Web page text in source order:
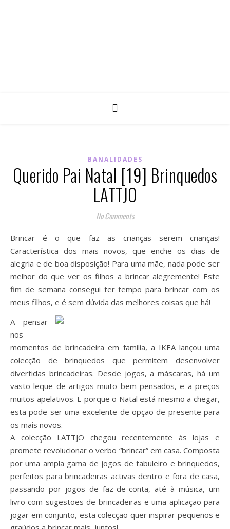
BANALIDADES
Querido Pai Natal [19] Brinquedos
LATTJO
No Comments
Brincar é o que faz as crianças serem crianças!
Característica dos mais novos, que enche os dias de
alegria e de boa disposição! Para uma mãe, nada pode ser
melhor do que ver os filhos a brincar alegremente! Este
fim de semana consegui ter tempo para brincar com os
meus filhos, e é sem dúvida das melhores coisas que há!
A pensar
nos
momentos de brincadeira em família, a IKEA lançou uma
colecção de brinquedos que permitem desenvolver
divertidas brincadeiras. Desde jogos, a máscaras, há um
vasto leque de artigos muito bem pensados, e a preços
muitos apelativos. E porque o Natal está mesmo a chegar,
esta pode ser uma excelente de opção de presente para
os mais novos.
A colecção LATTJO chegou recentemente às lojas e
promete revolucionar o verbo “brincar” em casa. Composta
por uma ampla gama de jogos de tabuleiro e brinquedos,
perfeitos para brincadeiras activas dentro e fora de casa,
passando por jogos de faz-de-conta, até à música, um
livro com sugestões de brincadeiras e uma aplicação para
jogar em conjunto, esta colecção quer inspirar pequenos e